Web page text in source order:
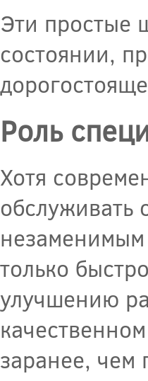
Эти простые
состоянии,
Роль
Хотя
обслуживать
только
улучшению
заранее, чем